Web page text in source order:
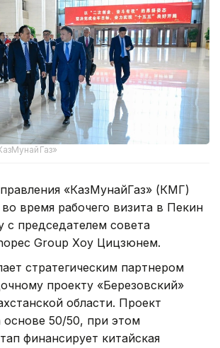
«КазМунайГаз» (КМГ)
время рабочего визита в Пекин
с председателем совета
Group Хоу Цицзюнем.
стратегическим партнером
проекту «Березовский»
области. Проект
основе 50/50, при этом
финансирует китайская